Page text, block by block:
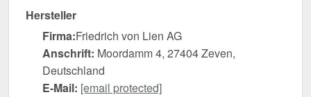
Hersteller
Firma:Friedrich von Lien AG
Anschrift: Moordamm 4, 27404 Zeven,
Deutschland
E-Mail: [email protected]